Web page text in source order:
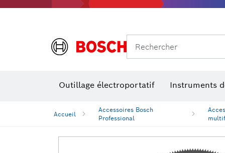
Rechercher
Outillage électroportatif Instruments
Accueil
Accessoires Bosch
Professional